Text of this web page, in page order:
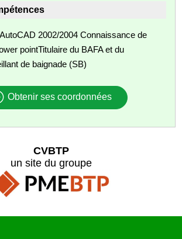
2002/2004 Connaissance de
pointTitulaire du BAFA et du
de baignade (SB)
Obtenir ses coordonnées
CVBTP
un site du groupe